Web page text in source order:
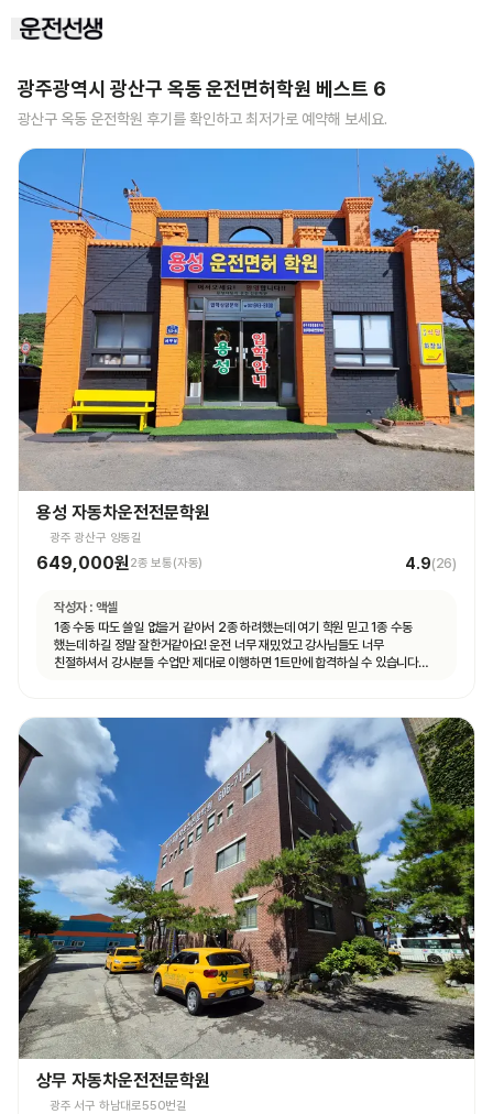
광주광역시 광산구 옥동운전면허학원 베스트 6
광산구 옥동 운전학원 후기를 확인하고 최저가로 예약해 보세요.
용성 자동차운전전문학원
광주 광산구 양동길
649,000원 2종 보통(자동) 4.9(26)
작성자 : 액셀
1종 수동 따도 쓸일 없을거 같아서 2종 하려했는데 여기 학원 믿고 1종 수동
했는데 하길 정말 잘한거같아요! 운전 너무 재밌었고 강사님들도 너무
친절하셔서 강사분들 수업만 제대로 이행하면 1트만에 합격하실 수 있습니다
상무 자동차운전전문학원
광주 서구 하남대로550번길